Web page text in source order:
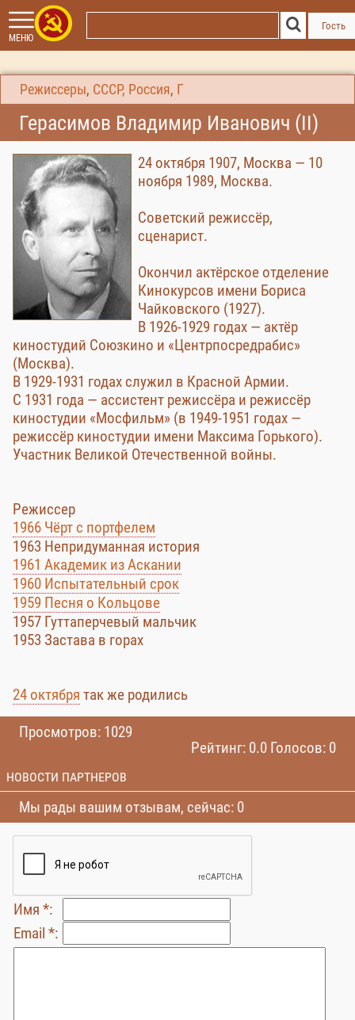
МЕНЮ
Гость
Режиссеры, СССР, Россия, Г
Герасимов Владимир Иванович (II)
24 октября 1907, Москва — 10
ноября 1989, Москва.
Советский режиссёр,
сценарист.
Окончил актёрское отделение
Кинокурсов имени Бориса
Чайковского (1927).
В 1926-1929 годах — актёр
киностудий Союзкино и «Центрпосредрабис»
(Москва).
В 1929-1931 годах служил в Красной Армии.
С 1931 года — ассистент режиссёра и режиссёр
киностудии «Мосфильм» (в 1949-1951 годах —
режиссёр киностудии имени Максима Горького).
Участник Великой Отечественной войны.
Режиссер
1966 Чёрт с портфелем
1963 Непридуманная история
1961 Академик из Аскании
1960 Испытательный срок
1959 Песня о Кольцове
1957 Гуттаперчевый мальчик
1953 Застава в горах
24 октября так же родились
Просмотров: 1029
Рейтинг: 0.0 Голосов: 0
НОВОСТИ ПАРТНЕРОВ
Мы рады вашим отзывам, сейчас: 0
Имя *:
Email *: